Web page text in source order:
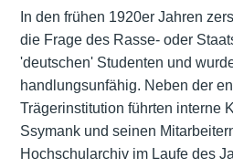
In den frühen 1920er Jahren
die Frage des Rasse- oder
'deutschen' Studenten und
handlungsunfähig. Neben der
Trägerinstitution führten interne
Ssymank und seinen
Hochschularchiv im Laufe des